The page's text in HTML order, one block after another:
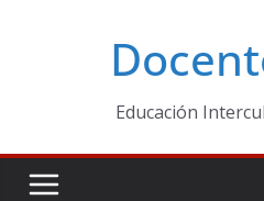
Educación